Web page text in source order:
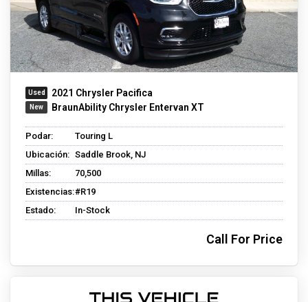
2021 Chrysler Pacifica
BraunAbility Chrysler Entervan XT
Podar:
Touring L
Ubicación: Saddle Brook, NJ
Millas:
70,500
Existencias:#R19
Estado:
In-Stock
Call For Price